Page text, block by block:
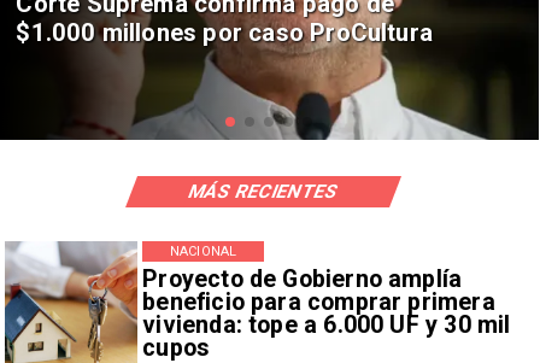
Andes Norte en El Teniente por
riesgos sísmicos
Proyecto de Gobierno amplía
beneficio para comprar primera
vivienda: tope a 6.000 UF y 30 mil
cupos
NACIONAL
MÁS RECIENTES